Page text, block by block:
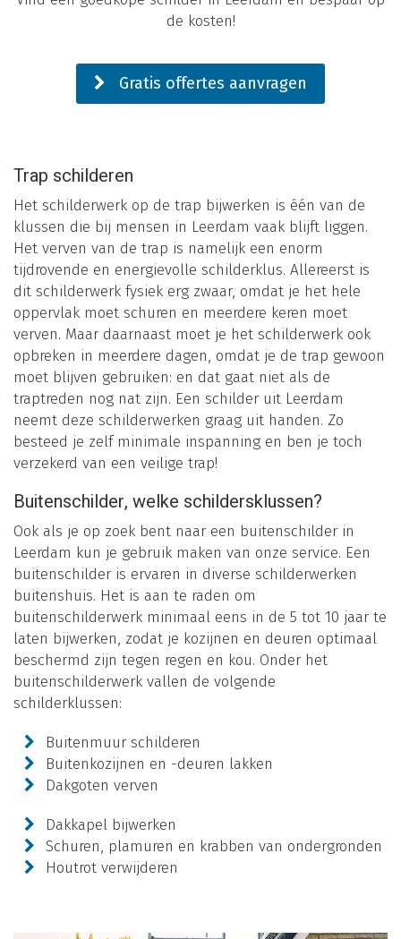
de kosten!
Gratis offertes aanvragen
Trap schilderen
Het schilderwerk op de trap bijwerken is één van de
klussen die bij mensen in Leerdam vaak blijft liggen.
Het verven van de trap is namelijk een enorm
tijdrovende en energievolle schilderklus. Allereerst is
dit schilderwerk fysiek erg zwaar, omdat je het hele
oppervlak moet schuren en meerdere keren moet
verven. Maar daarnaast moet je het schilderwerk ook
opbreken in meerdere dagen, omdat je de trap gewoon
moet blijven gebruiken: en dat gaat niet als de
traptreden nog nat zijn. Een schilder uit Leerdam
neemt deze schilderwerken graag uit handen. Zo
besteed je zelf minimale inspanning en ben je toch
verzekerd van een veilige trap!
Buitenschilder, welke schildersklussen?
Ook als je op zoek bent naar een buitenschilder in
Leerdam kun je gebruik maken van onze service. Een
buitenschilder is ervaren in diverse schilderwerken
buitenshuis. Het is aan te raden om
buitenschilderwerk minimaal eens in de 5 tot 10 jaar te
laten bijwerken, zodat je kozijnen en deuren optimaal
beschermd zijn tegen regen en kou. Onder het
buitenschilderwerk vallen de volgende
schilderklussen:
Buitenmuur schilderen
Buitenkozijnen en -deuren lakken
Dakgoten verven
Dakkapel bijwerken
Schuren, plamuren en krabben van ondergronden
Houtrot verwijderen